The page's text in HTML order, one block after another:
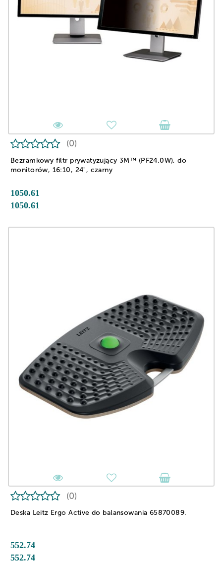
Bezramkowy filtr prywatyzujący 3M™ (PF24.0W), do
monitorów, 16:10, 24", czarny
(0)
1050.61
1050.61
Deska Leitz Ergo Active do balansowania 65870089.
(0)
552.74
552.74